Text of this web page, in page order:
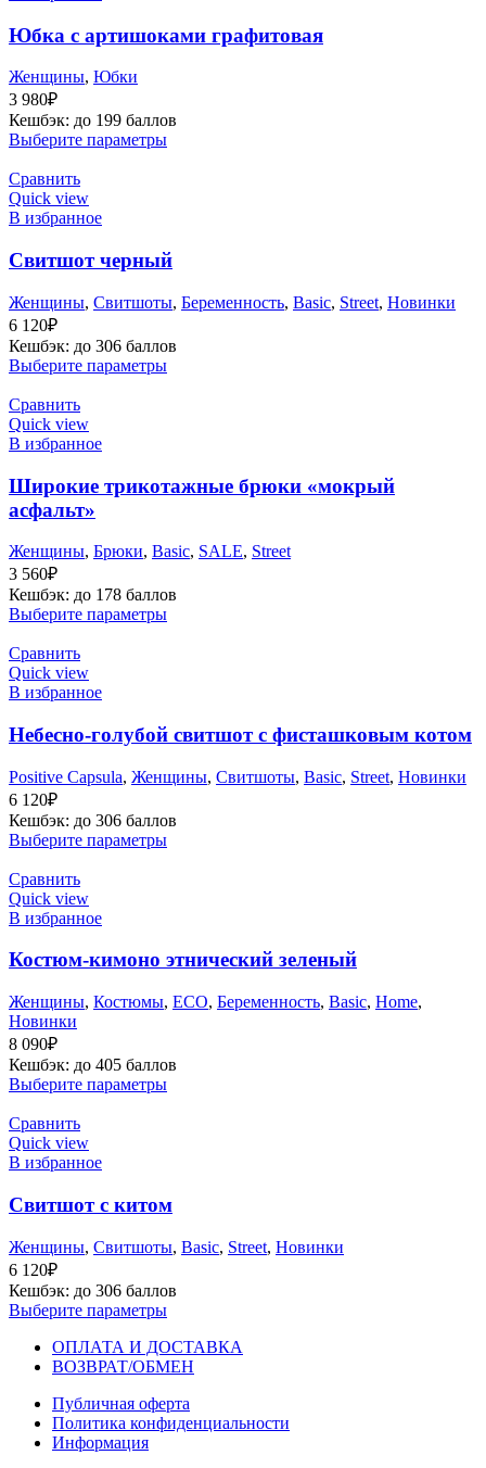
Юбка с артишоками графитовая
Женщины, Юбки
3 980₽
Кешбэк: до 199 баллов
Выберите параметры
Сравнить
Quick view
В избранное
Свитшот черный
Женщины, Cвитшоты, Беременность, Basic, Street, Новинки
6 120₽
Кешбэк: до 306 баллов
Выберите параметры
Сравнить
Quick view
В избранное
Широкие трикотажные брюки «мокрый
асфальт»
Женщины, Брюки, Basic, SALE, Street
3 560₽
Кешбэк: до 178 баллов
Выберите параметры
Сравнить
Quick view
В избранное
Небесно-голубой свитшот с фисташковым котом
Positive Capsula, Женщины, Cвитшоты, Basic, Street, Новинки
6 120₽
Кешбэк: до 306 баллов
Выберите параметры
Сравнить
Quick view
В избранное
Костюм-кимоно этнический зеленый
Женщины, Костюмы, ECO, Беременность, Basic, Home,
Новинки
8 090₽
Кешбэк: до 405 баллов
Выберите параметры
Сравнить
Quick view
В избранное
Свитшот с китом
Женщины, Cвитшоты, Basic, Street, Новинки
6 120₽
Кешбэк: до 306 баллов
Выберите параметры
ОПЛАТА И ДОСТАВКА
ВОЗВРАТ/ОБМЕН
Публичная оферта
Политика конфиденциальности
Информация